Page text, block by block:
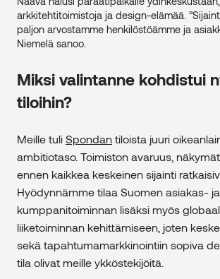
arkkitehtitoimistoja ja design-elämää.
paljon arvostamme henkilöstöämme ja
Niemelä sanoo.
Miksi valintanne kohdistui
tiloihin?
Meille tuli Spondan tiloista juuri
ambitiotaso. Toimiston avaruus,
ennen kaikkea keskeinen sijainti
Hyödynnämme tilaa Suomen asiakas- ja
kumppanitoiminnan lisäksi myös
liiketoiminnan kehittämiseen, joten
sekä tapahtumamarkkinointiin sopiva
tila olivat meille ykköstekijöitä.